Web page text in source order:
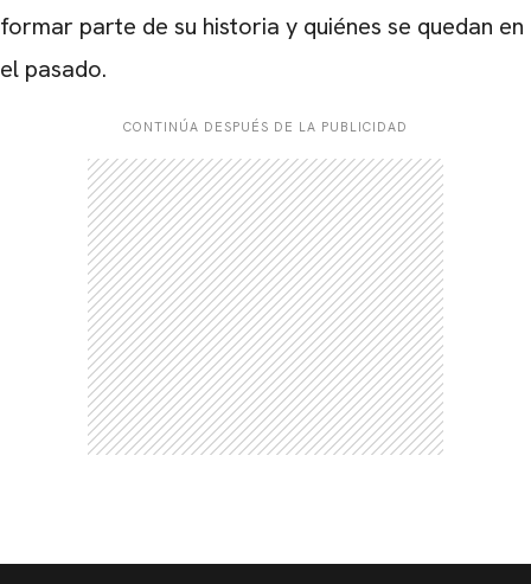
formar parte de su historia y quiénes se quedan en
el pasado.
CONTINÚA DESPUÉS DE LA PUBLICIDAD